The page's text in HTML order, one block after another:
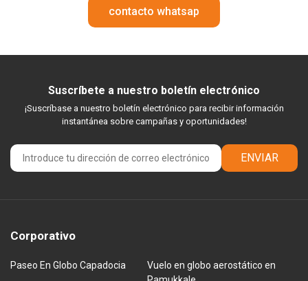
contacto whatsap
Suscríbete a nuestro boletín electrónico
¡Suscríbase a nuestro boletín electrónico para recibir información
instantánea sobre campañas y oportunidades!
ENVIAR
Corporativo
Paseo En Globo Capadocia
Vuelo en globo aerostático en